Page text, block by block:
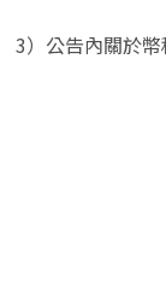
3）公告內關於